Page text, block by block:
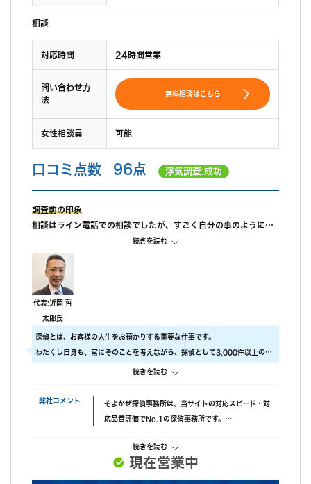
相談
対応時間 24時間営業
問い合わせ方
法
無料相談はこちら
女性相談員 可能
口コミ点数 96点 浮気調査:成功
調査前の印象
相談はライン電話での相談でしたが、すごく自分の事のように親
身になって相談に乗ってもらえました。 また、私が自己肯定感が
低いこともあり、自分のことを攻めていると、もっと自信を持ち
なさいと励ましてもらってすごく嬉しかったです。
調査中の印象
尾行が旦那の会社スタートの予定でしたが、場所が違っていたよ
うで、必死に探してくれたと伺っております。こちらの対応につ
いては本当に調査員の方々に感謝しかありません。
調査後の印象
報告書はすぐに届けていただけましたが、時間表示が間違ってい
ました。(ただ、写真の時間が載っているので大丈夫かと思われま
続きを読む
代表:近岡 哲
太郎氏
探偵とは、お客様の人生をお預かりする重要な仕事です。
わたくし自身も、常にそのことを考えながら、探偵として3,000件以上の調
具体的には、
・ 最高品質の機材
にこだわり、調査の質をあげるため、常に努力しています。
また、お客様ひとりひとりに合った調査プランを立てるには、カウンセラー
続きを読む
弊社コメント そよかぜ探偵事務所は、当サイトの対応スピード・対
応品質評価でNo.1の探偵事務所です。
成功報酬プランも選べます。また、みんなの名探偵経
由で相談できる限定クーポンもあるため、調査力と相
談しやすさを重視したい方におすすめです。
続きを読む
現在営業中